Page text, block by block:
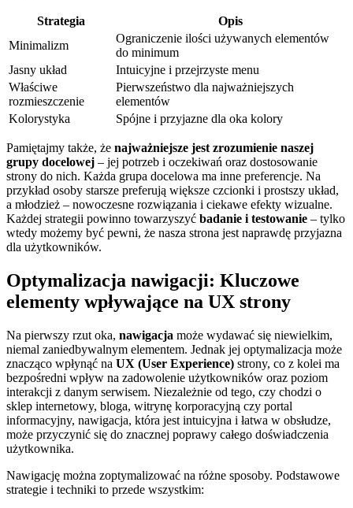
Strategia
Opis
Minimalizm
Ograniczenie ilości używanych elementów
do⁢ minimum
Jasny układ
Intuicyjne i przejrzyste menu
Właściwe
rozmieszczenie
Pierwszeństwo dla‍ najważniejszych
elementów
Kolorystyka
Spójne i przyjazne dla oka kolory
Pamiętajmy także, że najważniejsze jest zrozumienie naszej
grupy docelowej – jej potrzeb⁣ i oczekiwań oraz⁢ dostosowanie
strony do nich. Każda grupa docelowa ma inne preferencje. Na
przykład osoby⁤ starsze preferują większe czcionki i prostszy układ,
‍a młodzież – nowoczesne⁢ rozwiązania i⁤ ciekawe efekty wizualne.
Każdej strategii powinno towarzyszyć badanie i testowanie – tylko
wtedy możemy być pewni, że nasza strona jest naprawdę przyjazna
dla użytkowników.
Optymalizacja nawigacji: Kluczowe
elementy wpływające na UX strony
Na pierwszy rzut oka, nawigacja może wydawać się niewielkim,
niemal zaniedbywalnym elementem. Jednak jej optymalizacja ​może
znacząco wpłynąć na UX (User Experience) strony, co z kolei ma
bezpośredni wpływ na zadowolenie użytkowników oraz poziom‌
interakcji z danym serwisem. Niezależnie⁤ od tego, czy chodzi o
sklep internetowy, bloga, witrynę korporacyjną czy portal
informacyjny, nawigacja, która jest intuicyjna i łatwa w obsłudze,
może przyczynić się do znacznej poprawy całego doświadczenia
użytkownika.
Nawigację można zoptymalizować na różne sposoby. Podstawowe
strategie i techniki to‌ przede wszystkim: